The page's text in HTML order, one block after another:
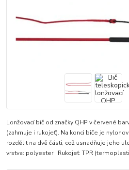
Lonžovací bič od značky QHP v červené
(zahrnuje i rukojeť). Na konci biče je
rozdělit na dvě části, což usnadňuje jeho
vrstva: polyester Rukojeť: TPR